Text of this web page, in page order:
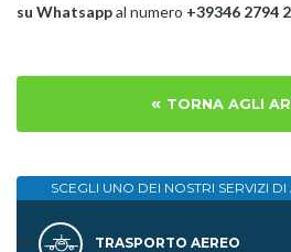
su Whatsappal numero +39346 2794
« TORNA AGLI
SCEGLI UNO DEI NOSTRI SERVIZI DI
TRASPORTO AEREO